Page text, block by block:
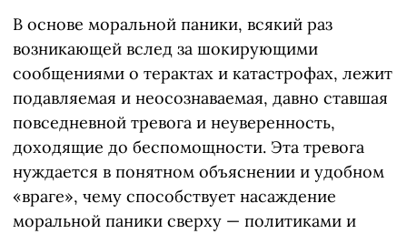
В основе моральной паники, всякий раз
возникающей вслед за шокирующими
сообщениями о терактах и катастрофах, лежит
подавляемая и неосознаваемая, давно ставшая
повседневной тревога и неуверенность,
доходящие до беспомощности. Эта тревога
нуждается в понятном объяснении и удобном
«враге», чему способствует насаждение
моральной паники сверху — политиками и